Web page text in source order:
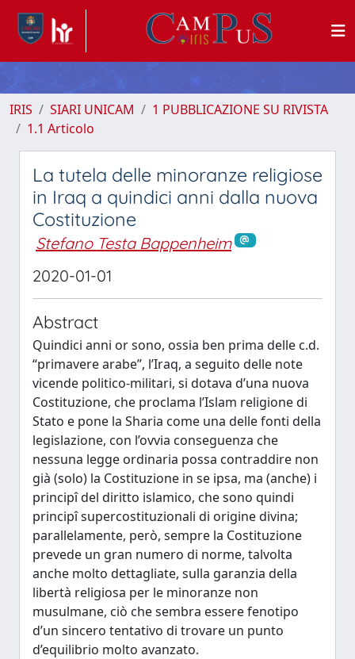
IRIS SIARI UNICAM
1 PUBBLICAZIONE SU RIVISTA
1.1 Articolo
La tutela delle minoranze religiose
in Iraq a quindici anni dalla nuova
Costituzione
Stefano Testa Bappenheim
2020-01-01
Abstract
Quindici anni or sono, ossia ben prima delle c.d.
“primavere arabe”, l’Iraq, a seguito delle note
vicende politico-militari, si dotava d’una nuova
Costituzione, che proclama l’Islam religione di
Stato e pone la Sharia come una delle fonti della
legislazione, con l’ovvia conseguenza che
nessuna legge ordinaria possa contraddire non
già (solo) la Costituzione in se ipsa, ma (anche) i
principî del diritto islamico, che sono quindi
principî supercostituzionali di origine divina;
parallelamente, però, sempre la Costituzione
prevede un gran numero di norme, talvolta
anche molto dettagliate, sulla garanzia della
libertà religiosa per le minoranze non
musulmane, ciò che sembra essere fenotipo
d’un sincero tentativo di trovare un punto
d’equilibrio molto avanzato.